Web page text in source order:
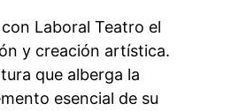
Laboral Teatro el
y creación artística.
que alberga la
esencial de su